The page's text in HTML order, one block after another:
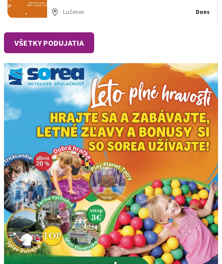
Lučenec Dnes
VŠETKY PODUJATIA